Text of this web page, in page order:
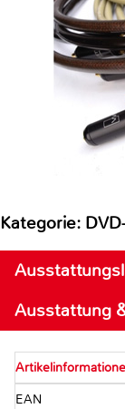
Kategorie:
Ausstattung
EAN